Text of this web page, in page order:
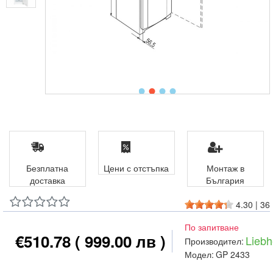
4.30 | 36
€510.78 ( 999.00 лв )
По запитване
Производител:
Модел: GP 2433
Безплатна
доставка
Цени с отстъпка
Монтаж в
България